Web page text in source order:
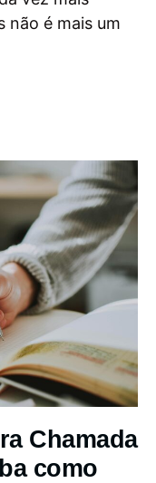
não é mais um
Chamada
como